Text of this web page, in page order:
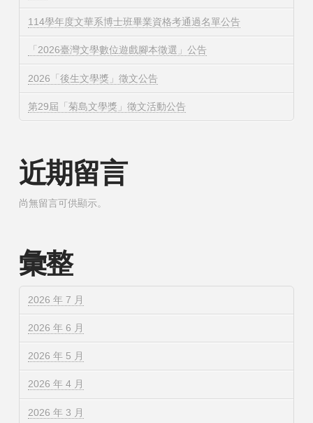
114學年度文華系博士班畢業資格考通過名單公告
「2026臺灣文學數位遊戲腳本徵選」公告
2026「後生文學獎」徵文公告
第29屆「菊島文學獎」徵文活動公告
近期留言
尚無留言可供顯示。
彙整
2026 年 7 月
2026 年 6 月
2026 年 5 月
2026 年 4 月
2026 年 3 月